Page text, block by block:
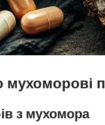
з мухомора